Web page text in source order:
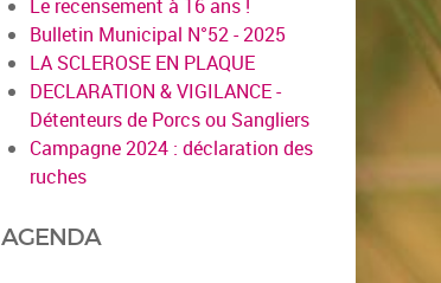
Le recensement à 16 ans !
Bulletin Municipal N°52 - 2025
LA SCLEROSE EN PLAQUE
DECLARATION & VIGILANCE -
Détenteurs de Porcs ou Sangliers
Campagne 2024 : déclaration des
ruches
AGENDA